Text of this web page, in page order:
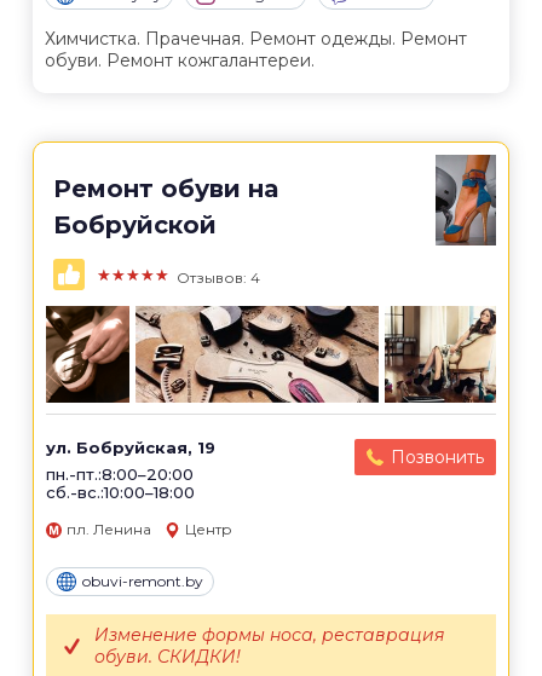
Химчистка. Прачечная. Ремонт одежды. Ремонт
обуви. Ремонт кожгалантереи.
Ремонт обуви на
Бобруйской
★★★★★ Отзывов: 4
ул. Бобруйская, 19
пн.-пт.:8:00–20:00
сб.-вс.:10:00–18:00
Позвонить
пл. Ленина Центр
obuvi-remont.by
Изменение формы носа, реставрация
обуви. СКИДКИ!